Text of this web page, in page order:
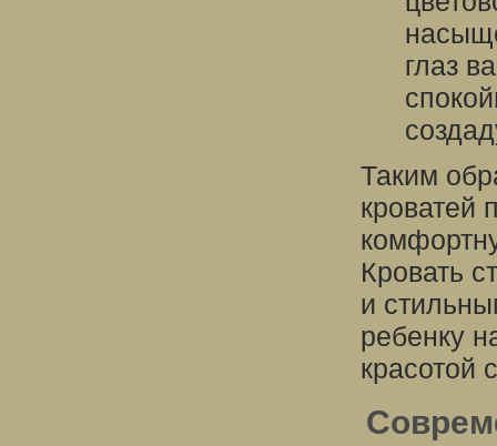
глаз
Таким
кроватей
Кровать
и
ребенку
красотой